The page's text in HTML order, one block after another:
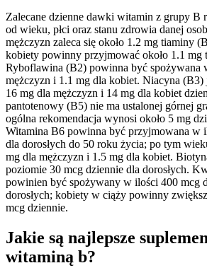
Zalecane dzienne dawki witamin z grupy B
od wieku, płci oraz stanu zdrowia danej
mężczyzn zaleca się około 1.2 mg tiaminy
kobiety powinny przyjmować około 1.1 mg
Ryboflawina (B2) powinna być spożywana
mężczyzn i 1.1 mg dla kobiet. Niacyna (B3)
16 mg dla mężczyzn i 14 mg dla kobiet
pantotenowy (B5) nie ma ustalonej górnej
ogólna rekomendacja wynosi około 5 mg
Witamina B6 powinna być przyjmowana w
dla dorosłych do 50 roku życia; po tym
mg dla mężczyzn i 1.5 mg dla kobiet.
poziomie 30 mcg dziennie dla dorosłych.
powinien być spożywany w ilości 400 mcg
dorosłych; kobiety w ciąży powinny
mcg dziennie.
Jakie są najlepsze
witaminą b?